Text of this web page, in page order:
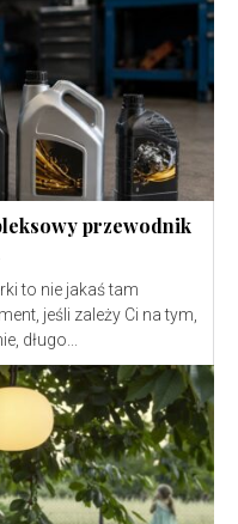
przewodnik
to nie jakaś tam
jeśli zależy Ci na tym,
długo...